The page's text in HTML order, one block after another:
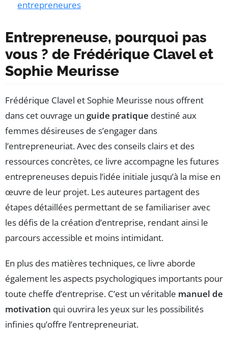
entrepreneures
Entrepreneuse, pourquoi pas
vous ? de Frédérique Clavel et
Sophie Meurisse
Frédérique Clavel et Sophie Meurisse nous offrent
dans cet ouvrage un guide pratique destiné aux
femmes désireuses de s’engager dans
l’entrepreneuriat. Avec des conseils clairs et des
ressources concrètes, ce livre accompagne les futures
entrepreneuses depuis l’idée initiale jusqu’à la mise en
œuvre de leur projet. Les auteures partagent des
étapes détaillées permettant de se familiariser avec
les défis de la création d’entreprise, rendant ainsi le
parcours accessible et moins intimidant.
En plus des matières techniques, ce livre aborde
également les aspects psychologiques importants pour
toute cheffe d’entreprise. C’est un véritable manuel de
motivation qui ouvrira les yeux sur les possibilités
infinies qu’offre l’entrepreneuriat.